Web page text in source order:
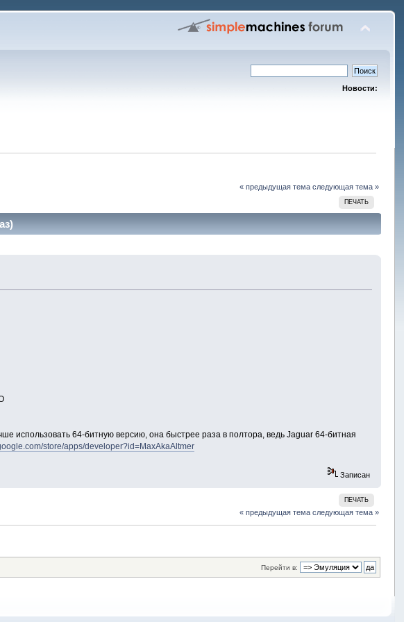
Новости:
« предыдущая тема следующая тема »
ПЕЧАТЬ
использовать 64-битную версию, она быстрее раза в полтора, ведь Jaguar 64-битная
store/apps/developer?id=MaxAkaAltmer
Записан
ПЕЧАТЬ
« предыдущая тема следующая тема »
Перейти в: